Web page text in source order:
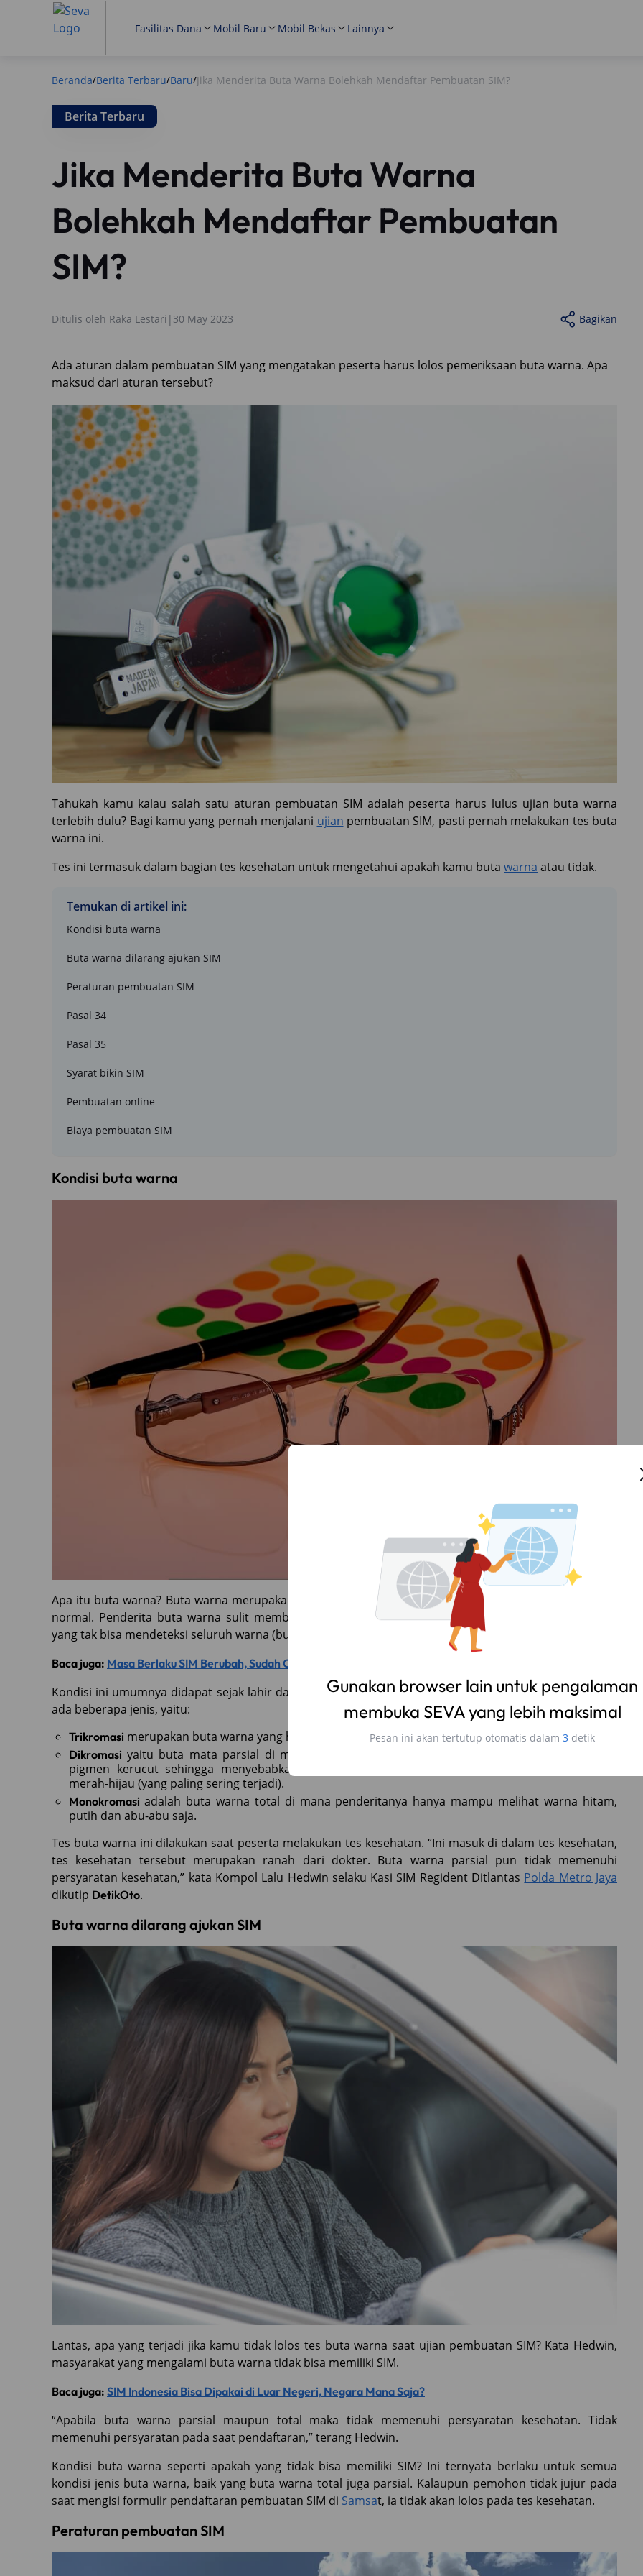
Gunakan browser lain untuk pengalaman
membuka SEVA yang lebih maksimal
Pesan ini akan tertutup otomatis dalam 2 detik
Fasilitas Dana Mobil Baru Mobil Bekas Lainnya
Beranda/Berita Terbaru/Baru/Jika Menderita Buta Warna Bolehkah Mendaftar Pembuatan SIM?
Berita Terbaru
Jika Menderita Buta Warna
Bolehkah Mendaftar Pembuatan
SIM?
Ditulis oleh Raka Lestari | 30 May 2023 Bagikan
Ada aturan dalam pembuatan SIM yang mengatakan peserta harus lolos pemeriksaan buta warna. Apa
maksud dari aturan tersebut?
Tahukah kamu kalau salah satu aturan pembuatan SIM adalah peserta harus lulus ujian buta warna
terlebih dulu? Bagi kamu yang pernah menjalani ujian pembuatan SIM, pasti pernah melakukan tes buta
warna ini.
Tes ini termasuk dalam bagian tes kesehatan untuk mengetahui apakah kamu buta warna atau tidak.
Temukan di artikel ini:
Kondisi buta warna
Buta warna dilarang ajukan SIM
Peraturan pembuatan SIM
Pasal 34
Pasal 35
Syarat bikin SIM
Pembuatan online
Biaya pembuatan SIM
Kondisi buta warna
Apa itu buta warna? Buta warna merupakan kondisi mata yang tak mampu mata melihat warna secara
normal. Penderita buta warna sulit membedakan warna tertentu (buta warna parsial) atau ada juga
yang tak bisa mendeteksi seluruh warna (buta warna total).
Baca juga: Masa Berlaku SIM Berubah, Sudah Cek Belum?
Kondisi ini umumnya didapat sejak lahir dan lebih sering terjadi pada pria daripada wanita Buta warna
ada beberapa jenis, yaitu:
Trikromasi merupakan buta warna yang hanya melihat tiga warna: merah, biru, dan hijau.
Dikromasi yaitu buta mata parsial di mana mata hanya mengandung dua (bukan tiga) jenis foto
pigmen kerucut sehingga menyebabkan kebingungan pada warna tertentu. Seperti buta mata
merah-hijau (yang paling sering terjadi).
Monokromasi adalah buta warna total di mana penderitanya hanya mampu melihat warna hitam,
putih dan abu-abu saja.
Tes buta warna ini dilakukan saat peserta melakukan tes kesehatan. “Ini masuk di dalam tes kesehatan,
tes kesehatan tersebut merupakan ranah dari dokter. Buta warna parsial pun tidak memenuhi
persyaratan kesehatan,” kata Kompol Lalu Hedwin selaku Kasi SIM Regident Ditlantas Polda Metro Jaya
dikutip DetikOto.
Buta warna dilarang ajukan SIM
Lantas, apa yang terjadi jika kamu tidak lolos tes buta warna saat ujian pembuatan SIM? Kata Hedwin,
masyarakat yang mengalami buta warna tidak bisa memiliki SIM.
Baca juga: SIM Indonesia Bisa Dipakai di Luar Negeri, Negara Mana Saja?
“Apabila buta warna parsial maupun total maka tidak memenuhi persyaratan kesehatan. Tidak
memenuhi persyaratan pada saat pendaftaran,” terang Hedwin.
Kondisi buta warna seperti apakah yang tidak bisa memiliki SIM? Ini ternyata berlaku untuk semua
kondisi jenis buta warna, baik yang buta warna total juga parsial. Kalaupun pemohon tidak jujur pada
saat mengisi formulir pendaftaran pembuatan SIM di Samsat, ia tidak akan lolos pada tes kesehatan.
Peraturan pembuatan SIM